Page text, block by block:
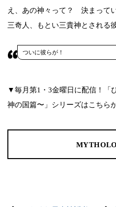
え、あの神々って？ 決まって
三奇人、もとい三貴神とされる
ついに彼らが！
▼毎月第1・3金曜日に配信！「
神の国篇〜」シリーズはこちら